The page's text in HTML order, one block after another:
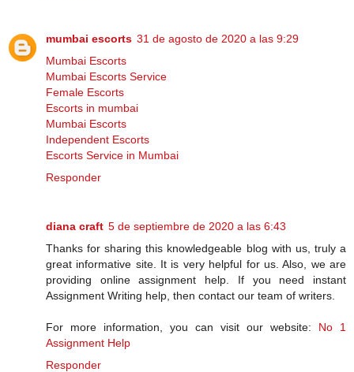
mumbai escorts 31 de agosto de 2020 a las 9:29
Mumbai Escorts
Mumbai Escorts Service
Female Escorts
Escorts in mumbai
Mumbai Escorts
Independent Escorts
Escorts Service in Mumbai
Responder
diana craft 5 de septiembre de 2020 a las 6:43
Thanks for sharing this knowledgeable blog with us, truly a
great informative site. It is very helpful for us. Also, we are
providing online assignment help. If you need instant
Assignment Writing help, then contact our team of writers.
For more information, you can visit our website: No 1
Assignment Help
Responder